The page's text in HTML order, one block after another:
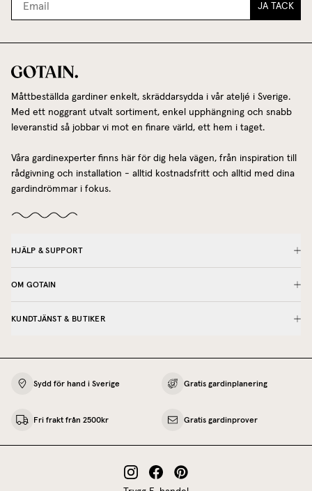
JA TACK
Måttbeställda gardiner enkelt, skräddarsydda i vår ateljé i Sverige.
Med ett noggrant utvalt sortiment, enkel upphängning och snabb
leveranstid så jobbar vi mot en finare värld, ett hem i taget.
Våra gardinexperter finns här för dig hela vägen, från inspiration till
rådgivning och installation - alltid kostnadsfritt och alltid med dina
gardindrömmar i fokus.
HJÄLP & SUPPORT
OM GOTAIN
KUNDTJÄNST & BUTIKER
Sydd för hand i Sverige Gratis gardinplanering
Fri frakt från 2500kr Gratis gardinprover